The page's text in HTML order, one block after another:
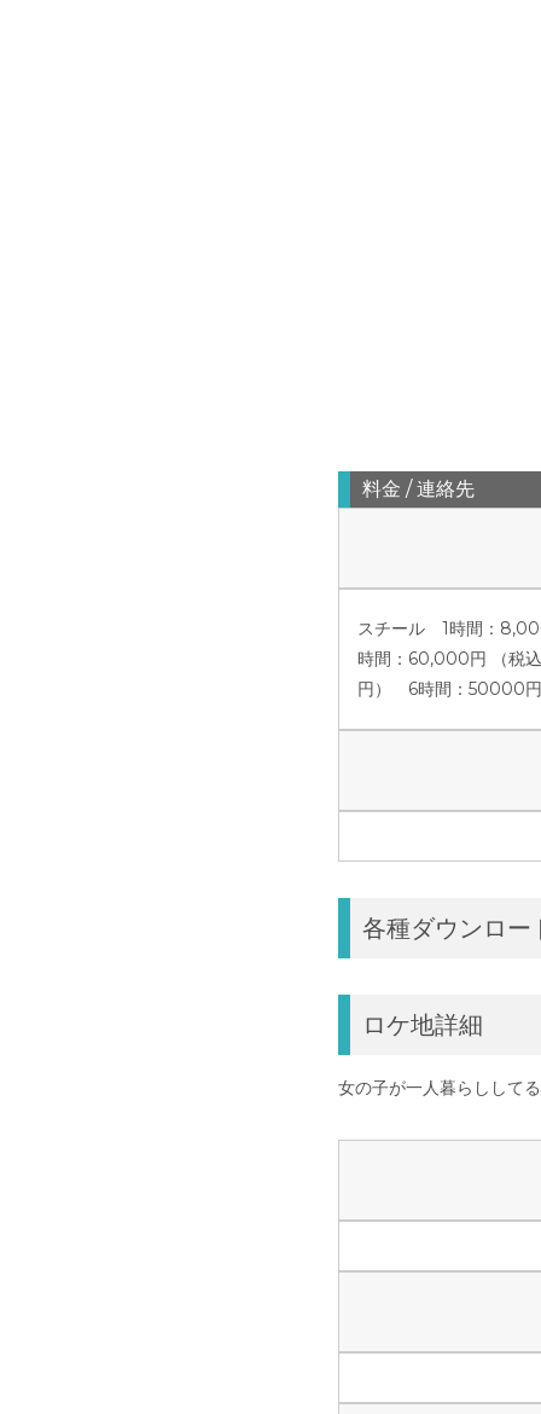
料金 / 連絡先
スチール 1時間：
時間：60,000円 （税
円） 6時間：50000
各種ダウンロー
ロケ地詳細
女の子が一人暮らしして